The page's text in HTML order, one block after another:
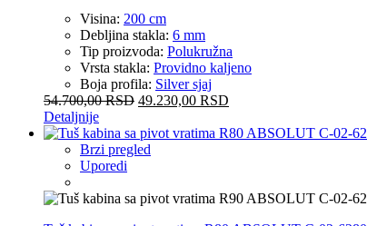
Visina: 200 cm
Debljina stakla: 6 mm
Tip proizvoda: Polukružna
Vrsta stakla: Providno kaljeno
Boja profila: Silver sjaj
54.700,00RSD 49.230,00 RSD
Detaljnije
Brzi pregled
Uporedi